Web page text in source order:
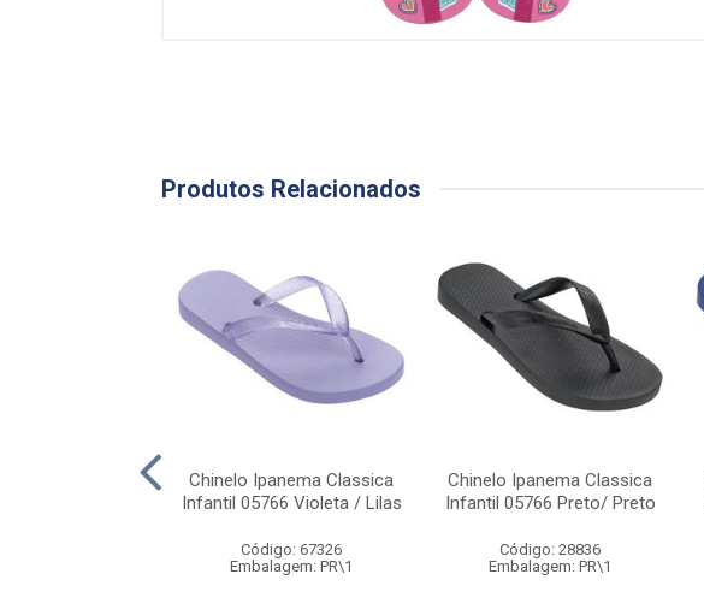
Produtos Relacionados
Chinelo Ipanema Classica
Infantil 05766 Violeta / Lilas
Código: 67326
Embalagem: PR\1
Chinelo Ipanema Classica
Infantil 05766 Preto/ Preto
Código: 28836
Embalagem: PR\1